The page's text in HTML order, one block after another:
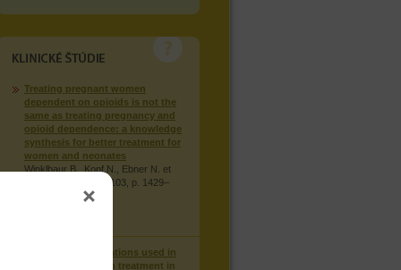
KLINICKÉ STUDIE
Treating pregnant women
dependent on opioids is not the
same as treating pregnancy and
opioid dependence: a knowledge
synthesis for better treatment for
women and neonates
Winklbaur B., Kopf N., Ebner N. et
al., Addiction: 2008, 103, p. 1429–
Injection of medications used in
opioid substitution treatment in